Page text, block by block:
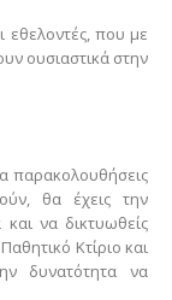
εθελοντές, που με
ουσιαστικά στην
παρακολουθήσεις
θα έχεις την
να δικτυωθείς
Κτίριο και
δυνατότητα να